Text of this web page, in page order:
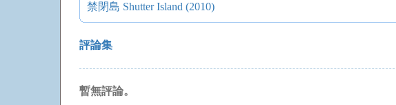
禁閉島 Shutter Island (2010)
評論集
暫無評論。